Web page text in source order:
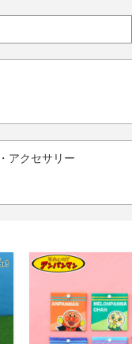
アクセサリー